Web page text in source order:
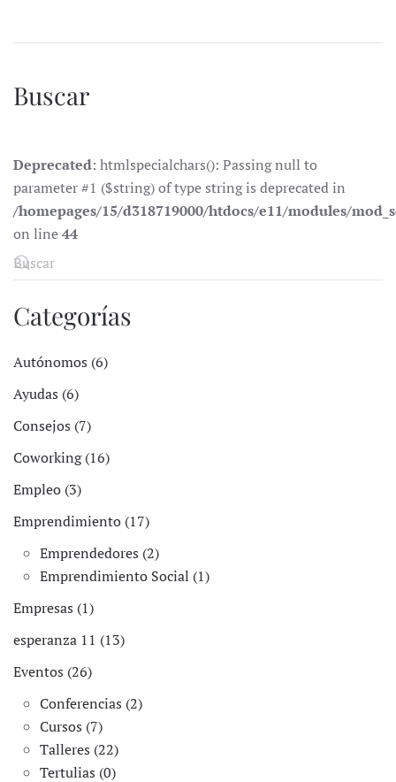
Buscar
Deprecated: htmlspecialchars(): Passing null to
parameter #1 ($string) of type string is deprecated in
/homepages/15/d318719000/htdocs/e11/modules/
on line44
Categorías
Autónomos (6)
Ayudas (6)
Consejos (7)
Coworking (16)
Empleo (3)
Emprendimiento (17)
Emprendedores (2)
Emprendimiento Social (1)
Empresas (1)
esperanza 11 (13)
Eventos (26)
Conferencias (2)
Cursos (7)
Talleres (22)
Tertulias (0)